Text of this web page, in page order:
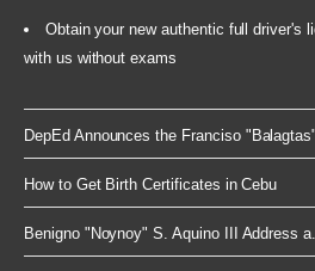
Obtain your new authentic full driver's
with us without exams
DepEd Announces the Franciso
How to Get Birth Certificates in Cebu
Benigno "Noynoy" S. Aquino III Address